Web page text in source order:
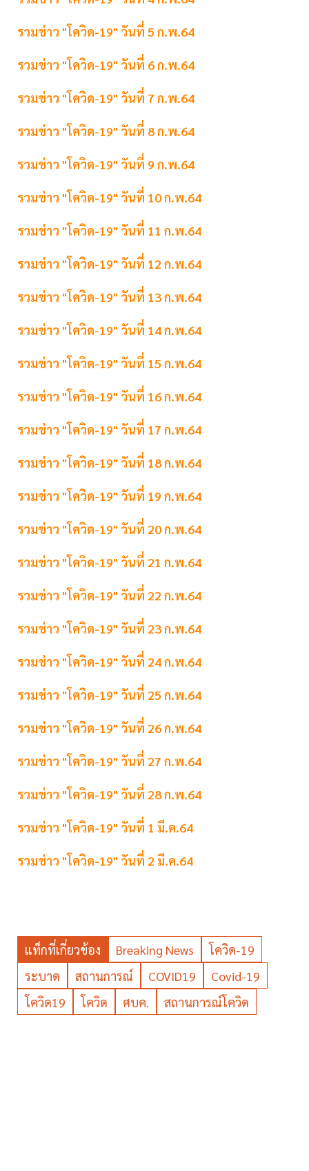
รวมข่าว "โควิด-19" วันที่ 5 ก.พ.64
รวมข่าว "โควิด-19" วันที่ 6 ก.พ.64
รวมข่าว "โควิด-19" วันที่ 7 ก.พ.64
รวมข่าว "โควิด-19" วันที่ 8 ก.พ.64
รวมข่าว "โควิด-19" วันที่ 9 ก.พ.64
รวมข่าว "โควิด-19" วันที่ 10 ก.พ.64
รวมข่าว "โควิด-19" วันที่ 11 ก.พ.64
รวมข่าว "โควิด-19" วันที่ 12 ก.พ.64
รวมข่าว "โควิด-19" วันที่ 13 ก.พ.64
รวมข่าว "โควิด-19" วันที่ 14 ก.พ.64
รวมข่าว "โควิด-19" วันที่ 15 ก.พ.64
รวมข่าว "โควิด-19" วันที่ 16 ก.พ.64
รวมข่าว "โควิด-19" วันที่ 17 ก.พ.64
รวมข่าว "โควิด-19" วันที่ 18 ก.พ.64
รวมข่าว "โควิด-19" วันที่ 19 ก.พ.64
รวมข่าว "โควิด-19" วันที่ 20 ก.พ.64
รวมข่าว "โควิด-19" วันที่ 21 ก.พ.64
รวมข่าว "โควิด-19" วันที่ 22 ก.พ.64
รวมข่าว "โควิด-19" วันที่ 23 ก.พ.64
รวมข่าว "โควิด-19" วันที่ 24 ก.พ.64
รวมข่าว "โควิด-19" วันที่ 25 ก.พ.64
รวมข่าว "โควิด-19" วันที่ 26 ก.พ.64
รวมข่าว "โควิด-19" วันที่ 27 ก.พ.64
รวมข่าว "โควิด-19" วันที่ 28 ก.พ.64
รวมข่าว "โควิด-19" วันที่ 1 มี.ค.64
รวมข่าว "โควิด-19" วันที่ 2 มี.ค.64
แท็กที่เกี่ยวข้อง Breaking News
โควิด-19
ระบาด
สถานการณ์ COVID19
Covid-19
โควิด19
โควิด ศบค. สถานการณ์โควิด